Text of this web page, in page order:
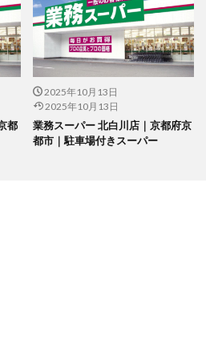
都
2025年10月13日
2025年10月13日
業務スーパー 北白川店｜京都府京
都市｜駐車場付きスーパー